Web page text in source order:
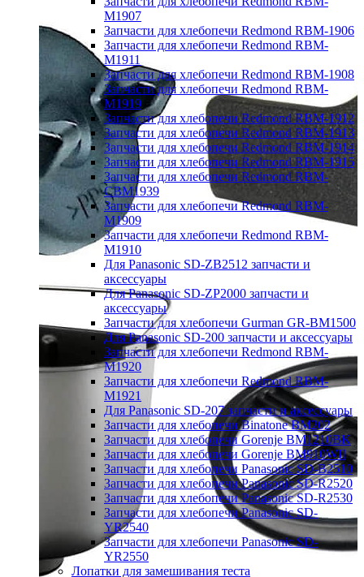
M1907
Запчасти для хлебопечи Redmond RBM-1906
Запчасти для хлебопечи Redmond RBM-
M1911
Запчасти для хлебопечи Redmond RBM-1908
Запчасти для хлебопечи Redmond RBM-
M1919
Запчасти для хлебопечи Redmond RBM-1912
Запчасти для хлебопечи Redmond RBM-1913
Запчасти для хлебопечи Redmond RBM-1914
Запчасти для хлебопечи Redmond RBM-1915
Запчасти для хлебопечи Redmond RBM-
CBM1939
Запчасти для хлебопечи Redmond RBM-
M1909
Запчасти для хлебопечи Redmond RBM-
M1910
Для Panasonic SD-ZB2512 запчасти и
аксессуары
Для Panasonic SD-ZP2000 запчасти и
аксессуары
Запчасти для хлебопечи Gurman GR-BM1500
Для Panasonic SD-200 запчасти и аксессуары
Запчасти для хлебопечи Redmond RBM-
M1920
Запчасти для хлебопечи Redmond RBM-
M1921
Для Panasonic SD-207 запчасти и аксессуары
Запчасти для хлебопечи Binatone BM202
Запчасти для хлебопечи Gorenje BM1210BK
Запчасти для хлебопечи Gorenje BM910WII
Запчасти для хлебопечи Panasonic SD-B2510
Запчасти для хлебопечи Panasonic SD-R2520
Запчасти для хлебопечи Panasonic SD-R2530
Запчасти для хлебопечи Panasonic SD-
YR2540
Запчасти для хлебопечи Panasonic SD-
YR2550
Лопатки для замешивания теста